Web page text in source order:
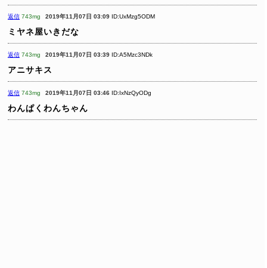
返信 743mg 2019年11月07日 03:09 ID:UxMzg5ODM
ミヤネ屋いきだな
返信 743mg 2019年11月07日 03:39 ID:A5Mzc3NDk
アニサキス
返信 743mg 2019年11月07日 03:46 ID:IxNzQyODg
わんぱくわんちゃん